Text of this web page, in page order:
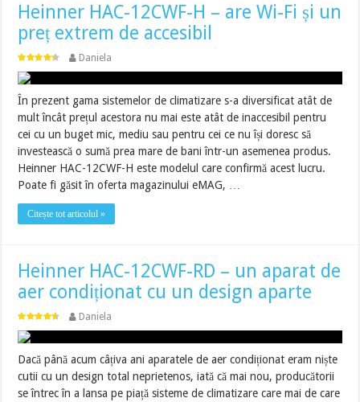
Heinner HAC-12CWF-H – are Wi-Fi și un
preț extrem de accesibil
Daniela
În prezent gama sistemelor de climatizare s-a diversificat atât de
mult încât prețul acestora nu mai este atât de inaccesibil pentru
cei cu un buget mic, mediu sau pentru cei ce nu își doresc să
investească o sumă prea mare de bani într-un asemenea produs.
Heinner HAC-12CWF-H este modelul care confirmă acest lucru.
Poate fi găsit în oferta magazinului eMAG, …
Citește tot articolul »
Heinner HAC-12CWF-RD – un aparat de
aer condiționat cu un design aparte
Daniela
Dacă până acum câțiva ani aparatele de aer condiționat eram niște
cutii cu un design total neprietenos, iată că mai nou, producătorii
se întrec în a lansa pe piață sisteme de climatizare care mai de care